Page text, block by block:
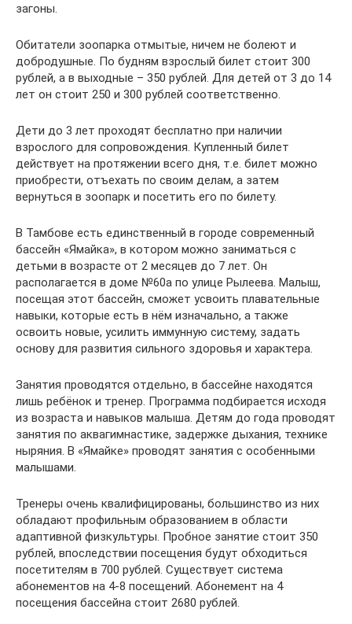
загоны.
Обитатели зоопарка отмытые, ничем не болеют и
добродушные. По будням взрослый билет стоит 300
рублей, а в выходные – 350 рублей. Для детей от 3 до 14
лет он стоит 250 и 300 рублей соответственно.
Дети до 3 лет проходят бесплатно при наличии
взрослого для сопровождения. Купленный билет
действует на протяжении всего дня, т.е. билет можно
приобрести, отъехать по своим делам, а затем
вернуться в зоопарк и посетить его по билету.
В Тамбове есть единственный в городе современный
бассейн «Ямайка», в котором можно заниматься с
детьми в возрасте от 2 месяцев до 7 лет. Он
располагается в доме №60а по улице Рылеева. Малыш,
посещая этот бассейн, сможет усвоить плавательные
навыки, которые есть в нём изначально, а также
освоить новые, усилить иммунную систему, задать
основу для развития сильного здоровья и характера.
Занятия проводятся отдельно, в бассейне находятся
лишь ребёнок и тренер. Программа подбирается исходя
из возраста и навыков малыша. Детям до года проводят
занятия по аквагимнастике, задержке дыхания, технике
ныряния. В «Ямайке» проводят занятия с особенными
малышами.
Тренеры очень квалифицированы, большинство из них
обладают профильным образованием в области
адаптивной физкультуры. Пробное занятие стоит 350
рублей, впоследствии посещения будут обходиться
посетителям в 700 рублей. Существует система
абонементов на 4-8 посещений. Абонемент на 4
посещения бассейна стоит 2680 рублей.